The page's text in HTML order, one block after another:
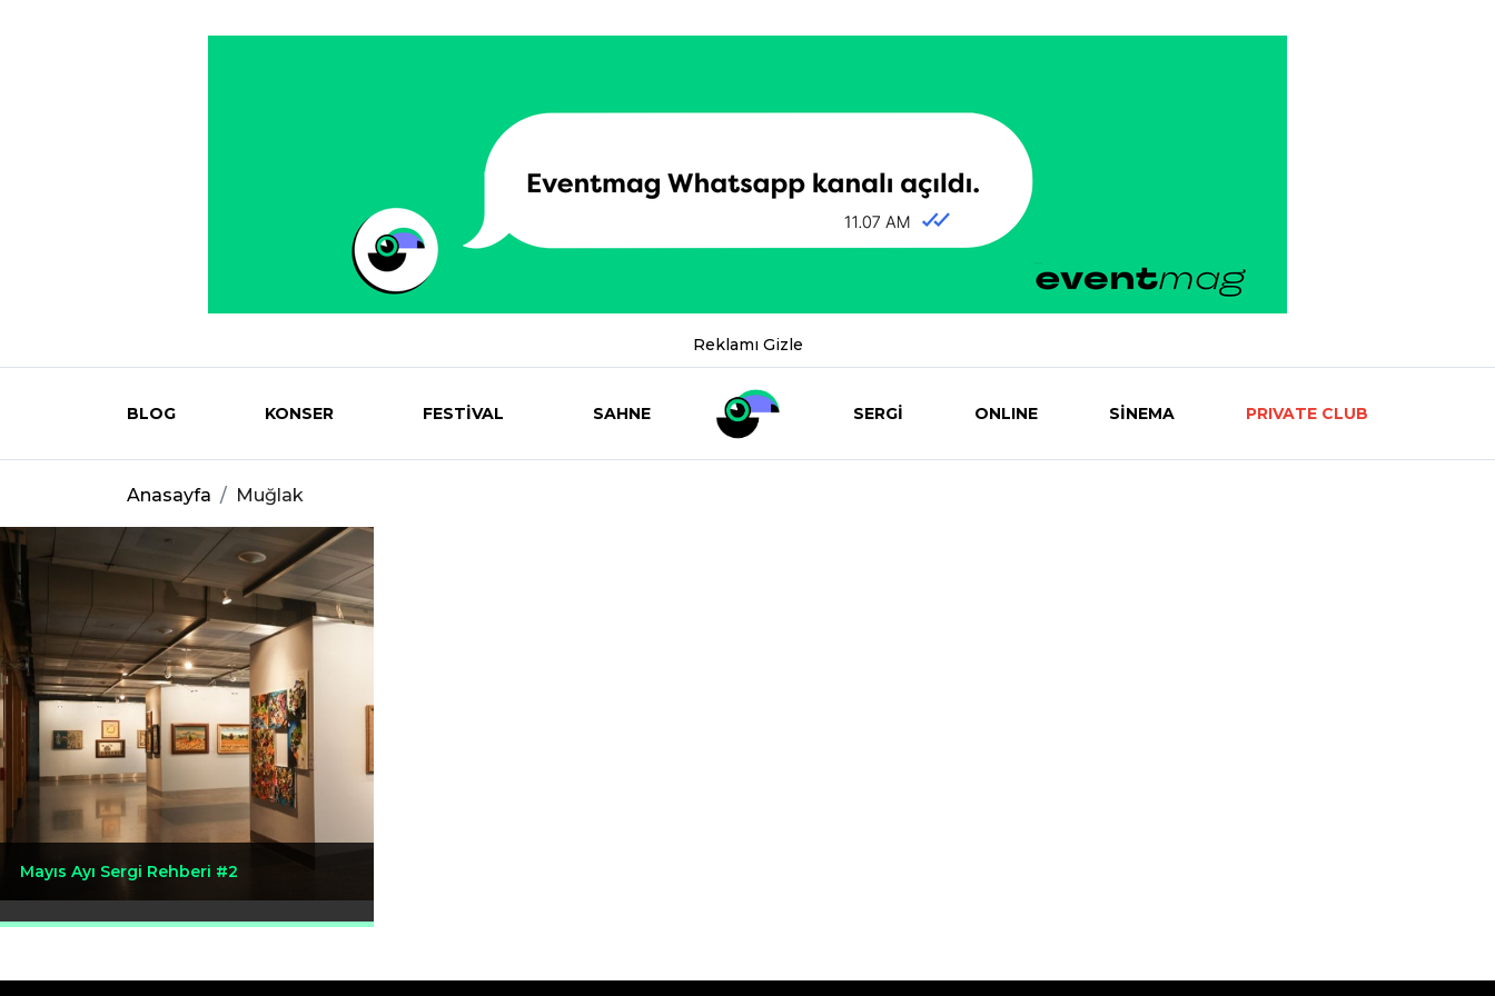
Reklamı Gizle
Eventmag
BLOG KONSER FESTİVAL SAHNE SERGİ ONLINE SİNEMA PRIVATE CLUB
Anasayfa Muğlak
Mayıs Ayı Sergi Rehberi #2